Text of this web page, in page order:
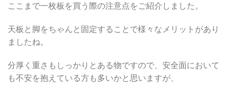
ここまで一枚板を買う際の注意点をご紹介しました。
天板と脚をちゃんと固定することで様々なメリットがあり
ましたね。
分厚く重さもしっかりとある物ですので、安全面において
も不安を抱えている方も多いかと思いますが、